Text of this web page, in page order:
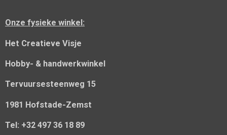
k
Onze fysieke winkel:
Het Creatieve Visje
Hobby- & handwerkwinkel
Tervuursesteenweg 15
1981 Hofstade-Zemst
Tel: +32 497 36 18 89